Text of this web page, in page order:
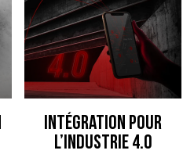
Intégration pour
l’industrie 4.0